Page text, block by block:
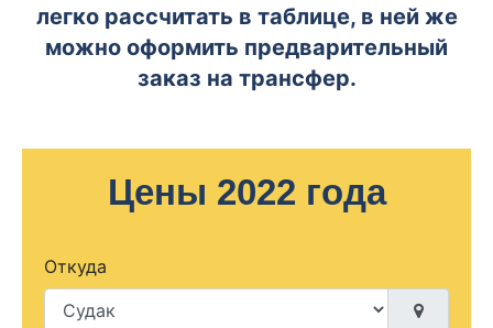
легко рассчитать в таблице, в ней же
можно оформить предварительный
заказ на трансфер.
Цены 2022 года
Откуда